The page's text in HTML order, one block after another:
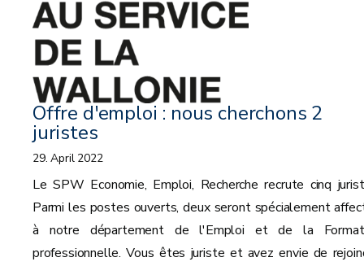
Offre d'emploi : nous cherchons 2
juristes
29. April 2022
Le SPW Economie, Emploi, Recherche recrute cinq
Parmi les postes ouverts, deux seront spécialement
à notre département de l'Emploi et de la
professionnelle. Vous êtes juriste et avez envie de